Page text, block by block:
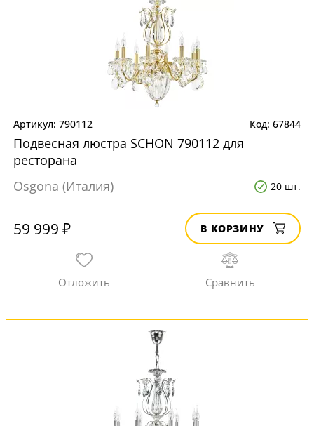
790112 67844
Подвесная люстра SCHON 790112 для
ресторана
Osgona (Италия)
20 шт.
59 999 ₽ В КОРЗИНУ